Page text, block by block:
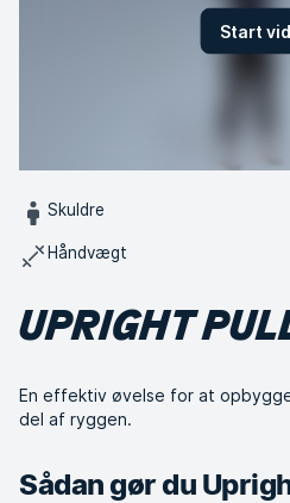
Start
Skuldre
Håndvægt
UPRIGHT
En effektiv øvelse for at
del af ryggen.
Sådan gør du